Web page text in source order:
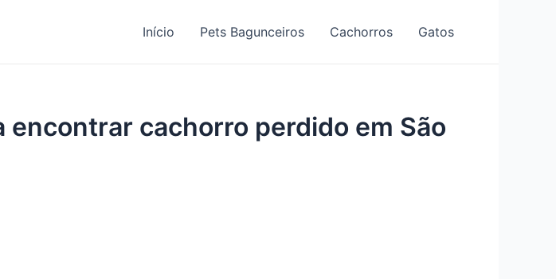
Início Pets Bagunceiros Cachorros Gatos
cachorro perdido em São